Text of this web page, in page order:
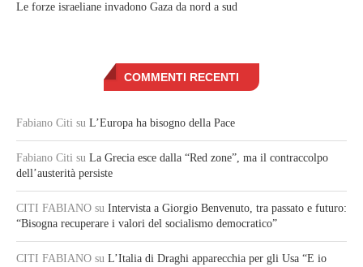
Le forze israeliane invadono Gaza da nord a sud
COMMENTI RECENTI
Fabiano Citi su L’Europa ha bisogno della Pace
Fabiano Citi su La Grecia esce dalla “Red zone”, ma il contraccolpo
dell’austerità persiste
CITI FABIANO su Intervista a Giorgio Benvenuto, tra passato e futuro:
“Bisogna recuperare i valori del socialismo democratico”
CITI FABIANO su L’Italia di Draghi apparecchia per gli Usa “E io